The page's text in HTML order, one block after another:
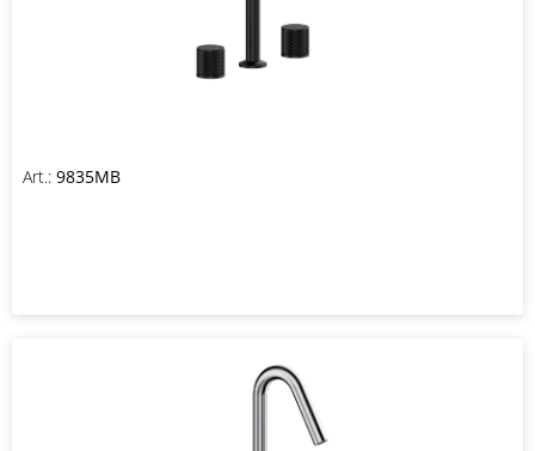
Art.: 9835MB